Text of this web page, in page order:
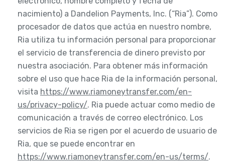
nacimiento) a Dandelion Payments, Inc. (“Ria”). Como
procesador de datos que actúa en nuestro nombre,
Ria utiliza tu información personal para proporcionar
el servicio de transferencia de dinero previsto por
nuestra asociación. Para obtener más información
sobre el uso que hace Ria de la información personal,
visita https://www.riamoneytransfer.com/en-
us/privacy-policy/. Ria puede actuar como medio de
comunicación a través de correo electrónico. Los
servicios de Ria se rigen por el acuerdo de usuario de
Ria, que se puede encontrar en
https://www.riamoneytransfer.com/en-us/terms/.